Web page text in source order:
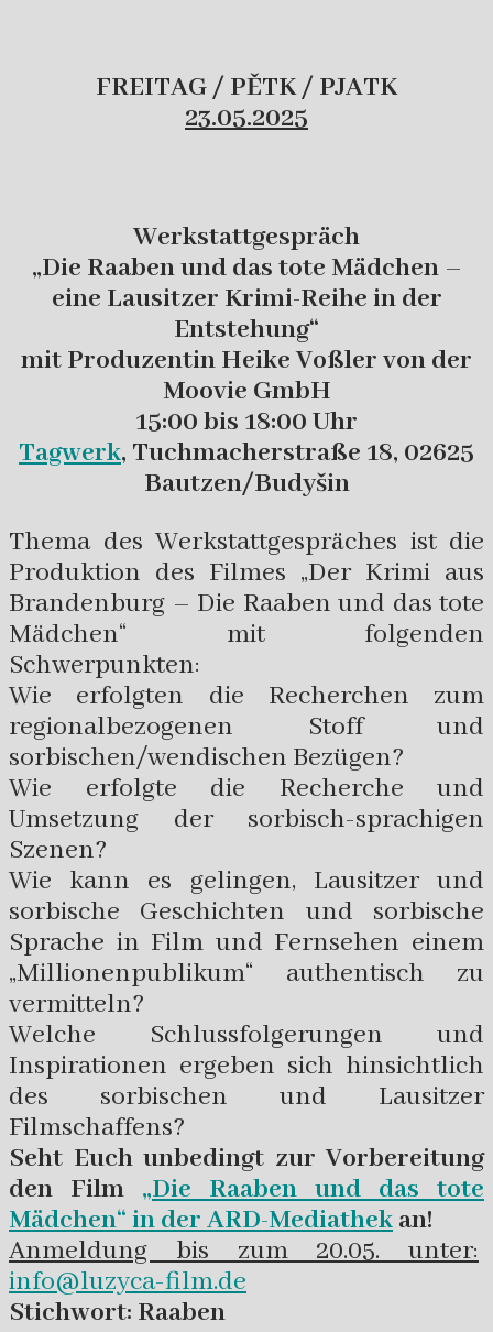
FREITAG / PĚTK / PJATK
23.05.2025
Werkstattgespräch
„Die Raaben und das tote Mädchen –
eine Lausitzer Krimi-Reihe in der
Entstehung“
mit Produzentin Heike Voßler von der
Moovie GmbH
15:00 bis 18:00 Uhr
Tagwerk, Tuchmacherstraße 18, 02625
Bautzen/Budyšin
Thema des Werkstattgespräches ist die
Produktion des Filmes „Der Krimi aus
Brandenburg – Die Raaben und das tote
Mädchen“ mit folgenden
Schwerpunkten:
Wie erfolgten die Recherchen zum
regionalbezogenen Stoff und
sorbischen/wendischen Bezügen?
Wie erfolgte die Recherche und
Umsetzung der sorbisch-sprachigen
Szenen?
Wie kann es gelingen, Lausitzer und
sorbische Geschichten und sorbische
Sprache in Film und Fernsehen einem
„Millionenpublikum“ authentisch zu
vermitteln?
Welche Schlussfolgerungen und
Inspirationen ergeben sich hinsichtlich
des sorbischen und Lausitzer
Filmschaffens?
Seht Euch unbedingt zur Vorbereitung
den Film „Die Raaben und das tote
Mädchen“ in der ARD-Mediathekan!
Anmeldung bis zum 20.05. unter:
info@luzyca-film.de
Stichwort: Raaben